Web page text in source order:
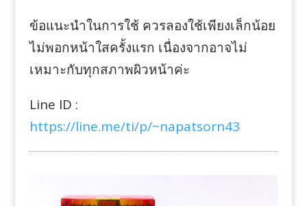
ข้อแนะนำในการใช้ ควรลองใช้เพียงเล็กน้อย
ไม่พอกหน้าใสครั้งแรก เนื่องจากอาจไม่
เหมาะกับทุกสภาพผิวหน้าค่ะ
Line ID :
https://line.me/ti/p/~napatsorn43